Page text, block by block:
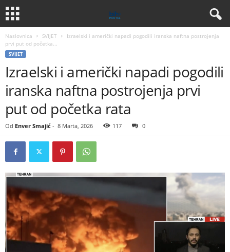
Naslovnica SVIJET
Izraelski i američki napadi pogodili iranska naftna postrojenja
prvi put od početka...
SVIJET
Izraelski i američki napadi pogodili
iranska naftna postrojenja prvi
put od početka rata
Od Enver Smajić - 8 Marta, 2026 117 0